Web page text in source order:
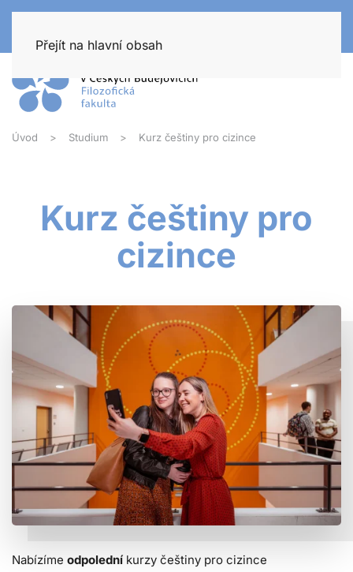
Přejít na hlavní obsah
Úvod Studium Kurz češtiny pro cizince
Kurz češtiny pro
cizince
Nabízíme odpolední kurzy češtiny pro cizince